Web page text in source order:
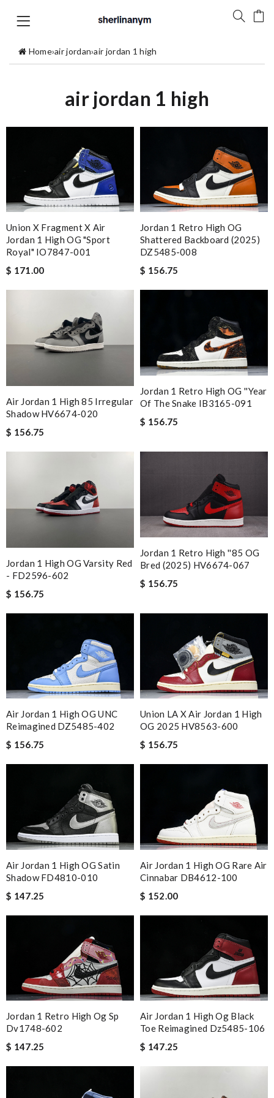
Home›air jordan›air jordan 1 high
air jordan 1 high
Union X Fragment X Air
Jordan 1 High OG "Sport
Royal" IO7847-001
$ 171.00
Jordan 1 Retro High OG
Shattered Backboard (2025)
DZ5485-008
$ 156.75
Air Jordan 1 High 85 Irregular
Shadow HV6674-020
$ 156.75
Jordan 1 Retro High OG ''Year
Of The Snake IB3165-091
$ 156.75
Jordan 1 High OG Varsity Red
- FD2596-602
$ 156.75
Jordan 1 Retro High ''85 OG
Bred (2025) HV6674-067
$ 156.75
Air Jordan 1 High OG UNC
Reimagined DZ5485-402
$ 156.75
Union LA X Air Jordan 1 High
OG 2025 HV8563-600
$ 156.75
Air Jordan 1 High OG Satin
Shadow FD4810-010
$ 147.25
Air Jordan 1 High OG Rare Air
Cinnabar DB4612-100
$ 152.00
Jordan 1 Retro High Og Sp
Dv1748-602
$ 147.25
Air Jordan 1 High Og Black
Toe Reimagined Dz5485-106
$ 147.25